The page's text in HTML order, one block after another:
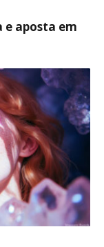
e aposta em